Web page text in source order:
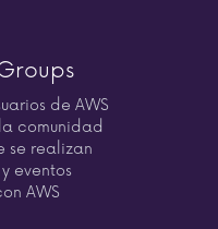
de AWS
comunidad
se realizan
eventos
AWS